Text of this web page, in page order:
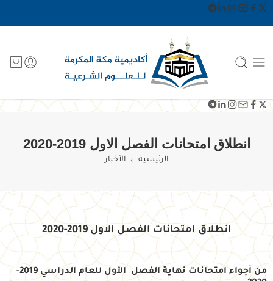
انطلاق امتحانات الفصل الاول 2019-2020
الرئيسية الأخبار
انطلاق امتحانات الفصل الاول 2019-2020
من أجواء امتحانات نهاية الفصل الأول للعام الدراسي 2019-